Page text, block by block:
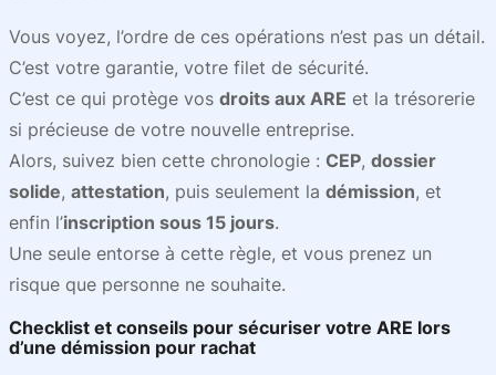
Vous voyez, l’ordre de ces opérations n’est pas un détail.
C’est votre garantie, votre filet de sécurité.
C’est ce qui protège vos droits aux ARE et la trésorerie
si précieuse de votre nouvelle entreprise.
Alors, suivez bien cette chronologie : CEP, dossier
solide, attestation, puis seulement la démission, et
enfin l’inscription sous 15 jours.
Une seule entorse à cette règle, et vous prenez un
risque que personne ne souhaite.
Checklist et conseils pour sécuriser votre ARE lors
d’une démission pour rachat